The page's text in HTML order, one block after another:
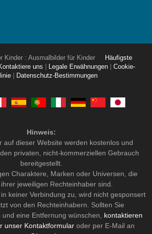
Kinder : Ausmalbilder für Kinder
Häufigste
uns Legale Erwähnungen
Cookie-
Datenschutz-Bestimmungen
Hinweis:
auf dieser Website werden kostenlos und
privaten, nicht-kommerziellen Gebrauch
bereitgestellt.
Charaktere, Marken oder Universen, die
jeweiligen Rechteinhaber sind.
keiner Verbindung zu, wird nicht gesponsert
von den Rechteinhabern. Sollten Sie
eine Entfernung wünschen, kontaktieren
unser Kontaktformular oder per E-Mail an